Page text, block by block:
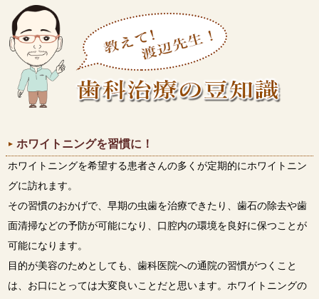
ホワイトニングを習慣に！
ホワイトニングを希望する患者さんの多くが定期的にホワイトニン
グに訪れます。
その習慣のおかげで、早期の虫歯を治療できたり、歯石の除去や歯
面清掃などの予防が可能になり、口腔内の環境を良好に保つことが
可能になります。
目的が美容のためとしても、歯科医院への通院の習慣がつくこと
は、お口にとっては大変良いことだと思います。ホワイトニングの